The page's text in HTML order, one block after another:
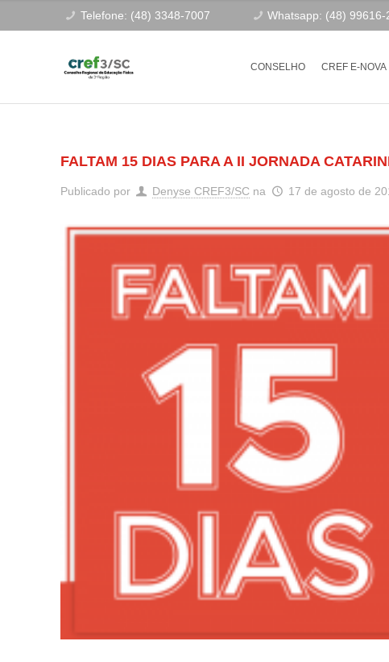
Telefone: (48) 3348-7007 Whatsapp: (48) 99616-
CONSELHO CREF E-NOVA
FALTAM 15 DIAS PARA A II JORNADA
Publicado por Denyse CREF3/SC na 17 de agosto de